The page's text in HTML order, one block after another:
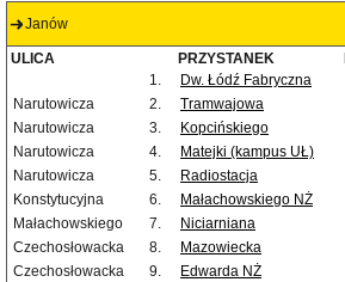
Janów
ULICA PRZYSTANEK
1.
Dw. Łódź Fabryczna
Narutowicza
2. Tramwajowa
Narutowicza
3. Kopcińskiego
Narutowicza
4. Matejki (kampus UŁ)
Narutowicza
5. Radiostacja
Konstytucyjna
6. Małachowskiego NŻ
Małachowskiego
7. Niciarniana
Czechosłowacka
8. Mazowiecka
Czechosłowacka
9. Edwarda NŻ